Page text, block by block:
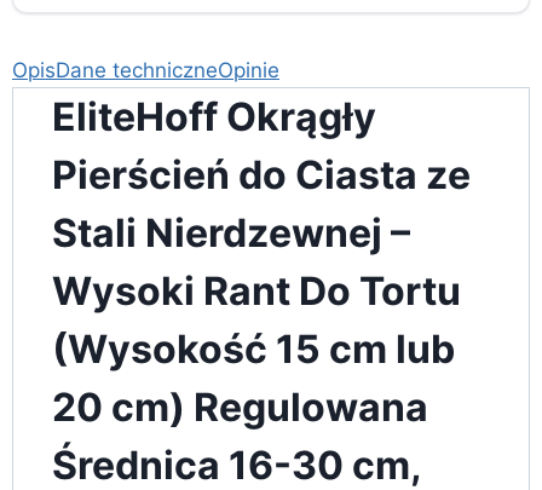
OpisDane techniczneOpinie
EliteHoff Okrągły
Pierścień do Ciasta ze
Stali Nierdzewnej –
Wysoki Rant Do Tortu
(Wysokość 15 cm lub
20 cm) Regulowana
Średnica 16-30 cm,